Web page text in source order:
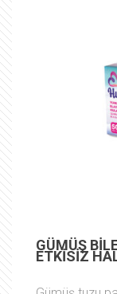
GÜMÜŞ
ETKİSİZ